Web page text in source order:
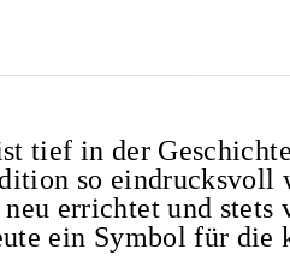
tief in der
so eindrucksvoll
errichtet und stets
ein Symbol für die